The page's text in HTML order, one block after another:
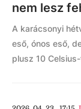
nem lesz
A karácsonyi
eső, ónos eső,
plusz 10